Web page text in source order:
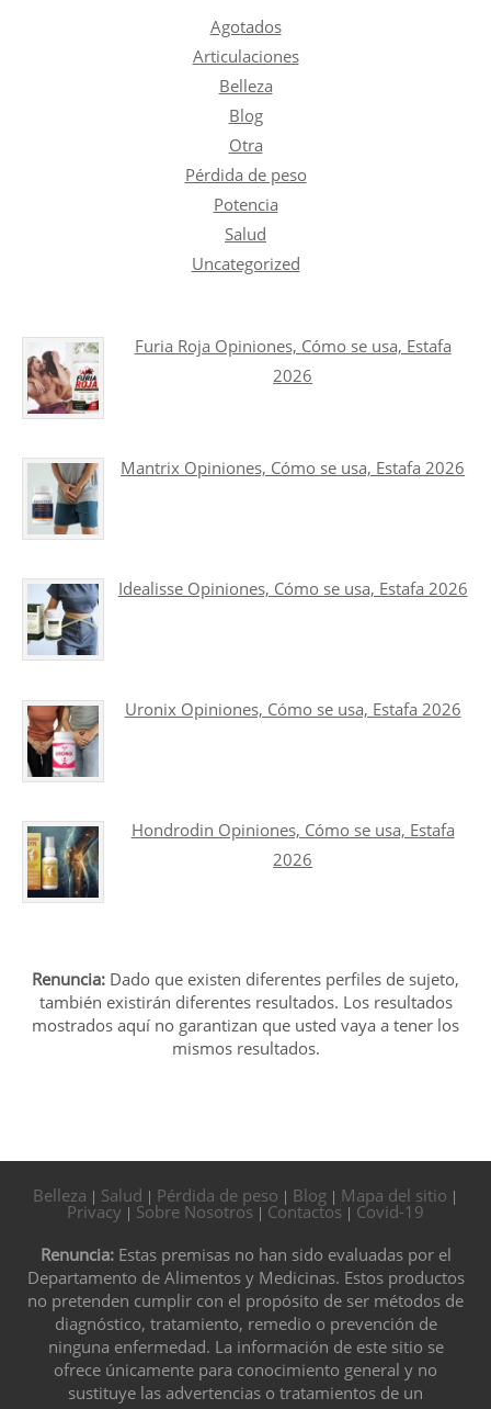
Agotados
Articulaciones
Belleza
Blog
Otra
Pérdida de peso
Potencia
Salud
Uncategorized
Furia Roja Opiniones, Cómo se usa, Estafa
2026
Mantrix Opiniones, Cómo se usa, Estafa 2026
Idealisse Opiniones, Cómo se usa, Estafa 2026
Uronix Opiniones, Cómo se usa, Estafa 2026
Hondrodin Opiniones, Cómo se usa, Estafa
2026
Renuncia: Dado que existen diferentes perfiles de sujeto,
también existirán diferentes resultados. Los resultados
mostrados aquí no garantizan que usted vaya a tener los
mismos resultados.
Belleza | Salud | Pérdida de peso | Blog | Mapa del sitio |
Privacy | Sobre Nosotros | Contactos | Covid-19
Renuncia:Estas premisas no han sido evaluadas por el
Departamento de Alimentos y Medicinas. Estos productos
no pretenden cumplir con el propósito de ser métodos de
diagnóstico, tratamiento, remedio o prevención de
ninguna enfermedad. La información de este sitio se
ofrece únicamente para conocimiento general y no
sustituye las advertencias o tratamientos de un